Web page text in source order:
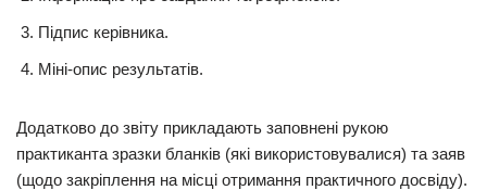
Підпис керівника.
Міні-опис результатів.
Додатково до звіту прикладають заповнені рукою
практиканта зразки бланків (які використовувалися) та заяв
(щодо закріплення на місці отримання практичного досвіду).